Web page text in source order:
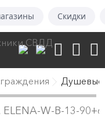
Скидки
Душевые